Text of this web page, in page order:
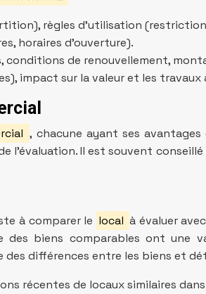
règles d’utilisation
horaires d’ouverture).
conditions de renouvellement,
impact sur la valeur et les travaux
, chacune ayant ses
Il est souvent
à comparer le local à évaluer
biens comparables ont une
différences entre les biens et
récentes de locaux similaires